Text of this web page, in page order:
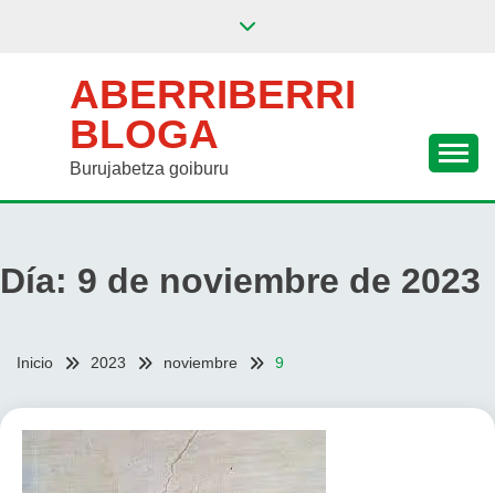
ABERRIBERRI
BLOGA
Burujabetza goiburu
Día: 9 de noviembre de 2023
Inicio 2023 noviembre 9